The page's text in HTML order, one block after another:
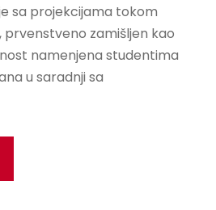
sa projekcijama tokom
prvenstveno zamišljen kao
namenjena studentima
u saradnji sa